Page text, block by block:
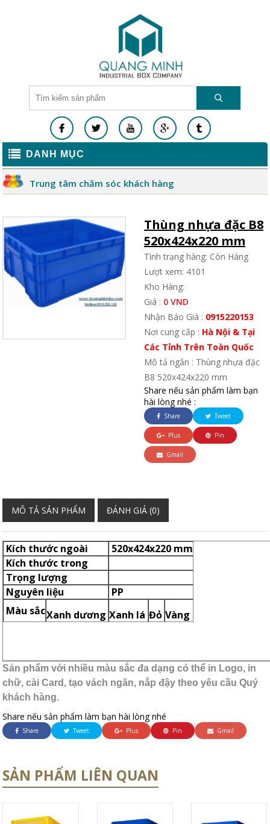
DANH MỤC
Trung tâm chăm sóc khách hàng
Thùng nhựa đặc B8
520x424x220 mm
Tình trạng hàng: Còn Hàng
Lượt xem: 4101
Kho Hàng:
Giá : 0 VND
Nhận Báo Giá : 0915220153
Nơi cung cấp : Hà Nội & Tại
Các Tỉnh Trên Toàn Quốc
Mô tả ngắn : Thùng nhựa đặc
B8 520x424x220 mm
Share nếu sản phẩm làm bạn
hài lòng nhé :
Share Tweet
Plus Pin
Gmail
MÔ TẢ SẢN PHẨM ĐÁNH GIÁ (0)
Kích thước ngoài
520x424x220 mm
Kích thước trong
Trọng lượng
Nguyên liệu
PP
Màu sắcXanh dương Xanh lá Đỏ Vàng
Sản phẩm với nhiều màu sắc đa dạng có thể in Logo, in
chữ, cài Card, tạo vách ngăn, nắp đậy theo yêu cầu Quý
khách hàng.
Share nếu sản phẩm làm bạn hài lòng nhé
Share Tweet Plus Pin Gmail
SẢN PHẨM LIÊN QUAN